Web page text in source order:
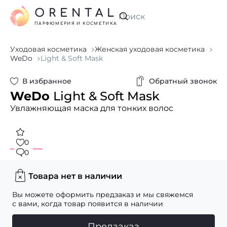
Искать
ORENTAL
ПАРФЮМЕРИЯ И КОСМЕТИКА
Уходовая косметика
Женская уходовая косметика
WeDo
Light & Soft Mask
В избранное Обратный звонок
WeDo Light & Soft Mask
Увлажняющая маска для тонких волос
0
0
Товара нет в наличии
Вы можете оформить предзаказ и мы свяжемся
с вами, когда товар появится в наличии